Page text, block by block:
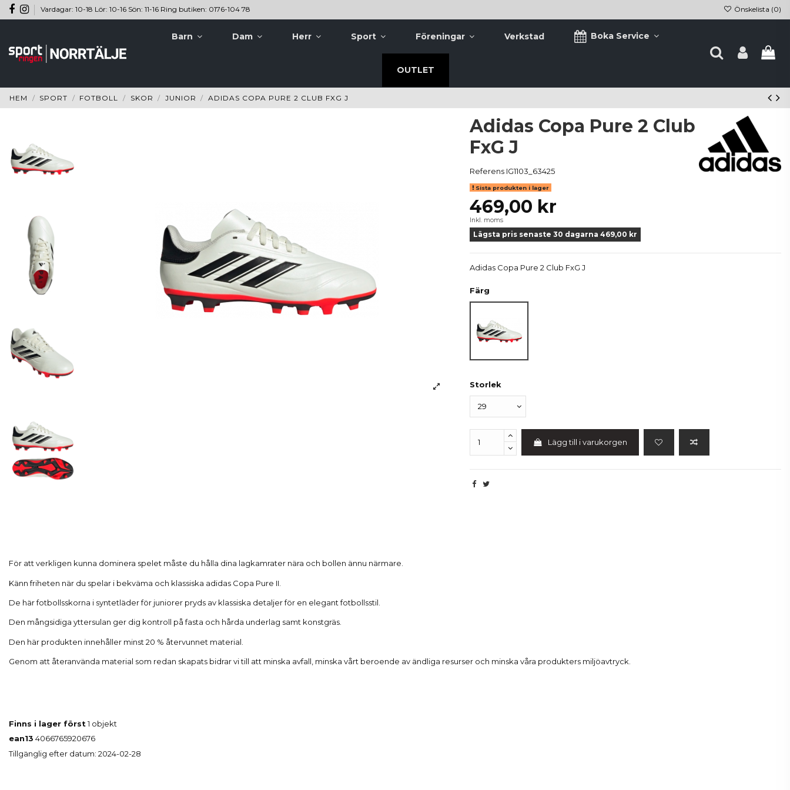
Vardagar: 10-18 Lör: 10-16 Sön: 11-16 Ring butiken: 0176-104 78 Önskelista (0)
Barn Dam Herr Sport Föreningar Verkstad Boka Service
OUTLET
HEM SPORT FOTBOLL SKOR JUNIOR ADIDAS COPA PURE 2 CLUB FXG J
Adidas Copa Pure 2 Club
FxG J
Referens IG1103_63425
Sista produkten i lager
469,00 kr
Inkl. moms
Lägsta pris senaste 30 dagarna 469,00 kr
Adidas Copa Pure 2 Club FxG J
Färg
Storlek
Lägg till i varukorgen
För att verkligen kunna dominera spelet måste du hålla dina lagkamrater nära och bollen ännu närmare.
Känn friheten när du spelar i bekväma och klassiska adidas Copa Pure II.
De här fotbollsskorna i syntetläder för juniorer pryds av klassiska detaljer för en elegant fotbollsstil.
Den mångsidiga yttersulan ger dig kontroll på fasta och hårda underlag samt konstgräs.
Den här produkten innehåller minst 20 % återvunnet material.
Genom att återanvända material som redan skapats bidrar vi till att minska avfall, minska vårt beroende av ändliga resurser och minska våra produkters miljöavtryck.
Finns i lager först1 objekt
ean13 4066765920676
Tillgänglig efter datum: 2024-02-28